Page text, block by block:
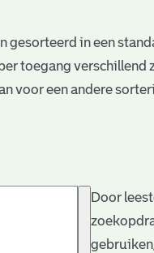
gesorteerd in een
toegang verschillend
voor een andere
Door